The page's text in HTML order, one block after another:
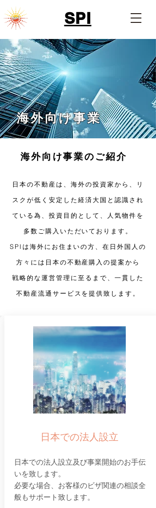
SPI
海外向け事業
海外向け事業のご紹介
日本の不動産は、海外の投資家から、リ
スクが低く安定した経済大国と認識され
ている為、投資目的として、
人気物件を
多数ご購入いただいております。
SPIは海外にお住まいの方、在日外国人の
方々には日本の不動産購入の提案から
戦略的な運営管理に至るまで、一貫した
不動産流通サービスを提供致します。
日本での法人設立
日本での法人設立及び事業開始のお手伝
いを致します。
​必要な場合、お客様のビザ関連の相談全
般もサポート致します。